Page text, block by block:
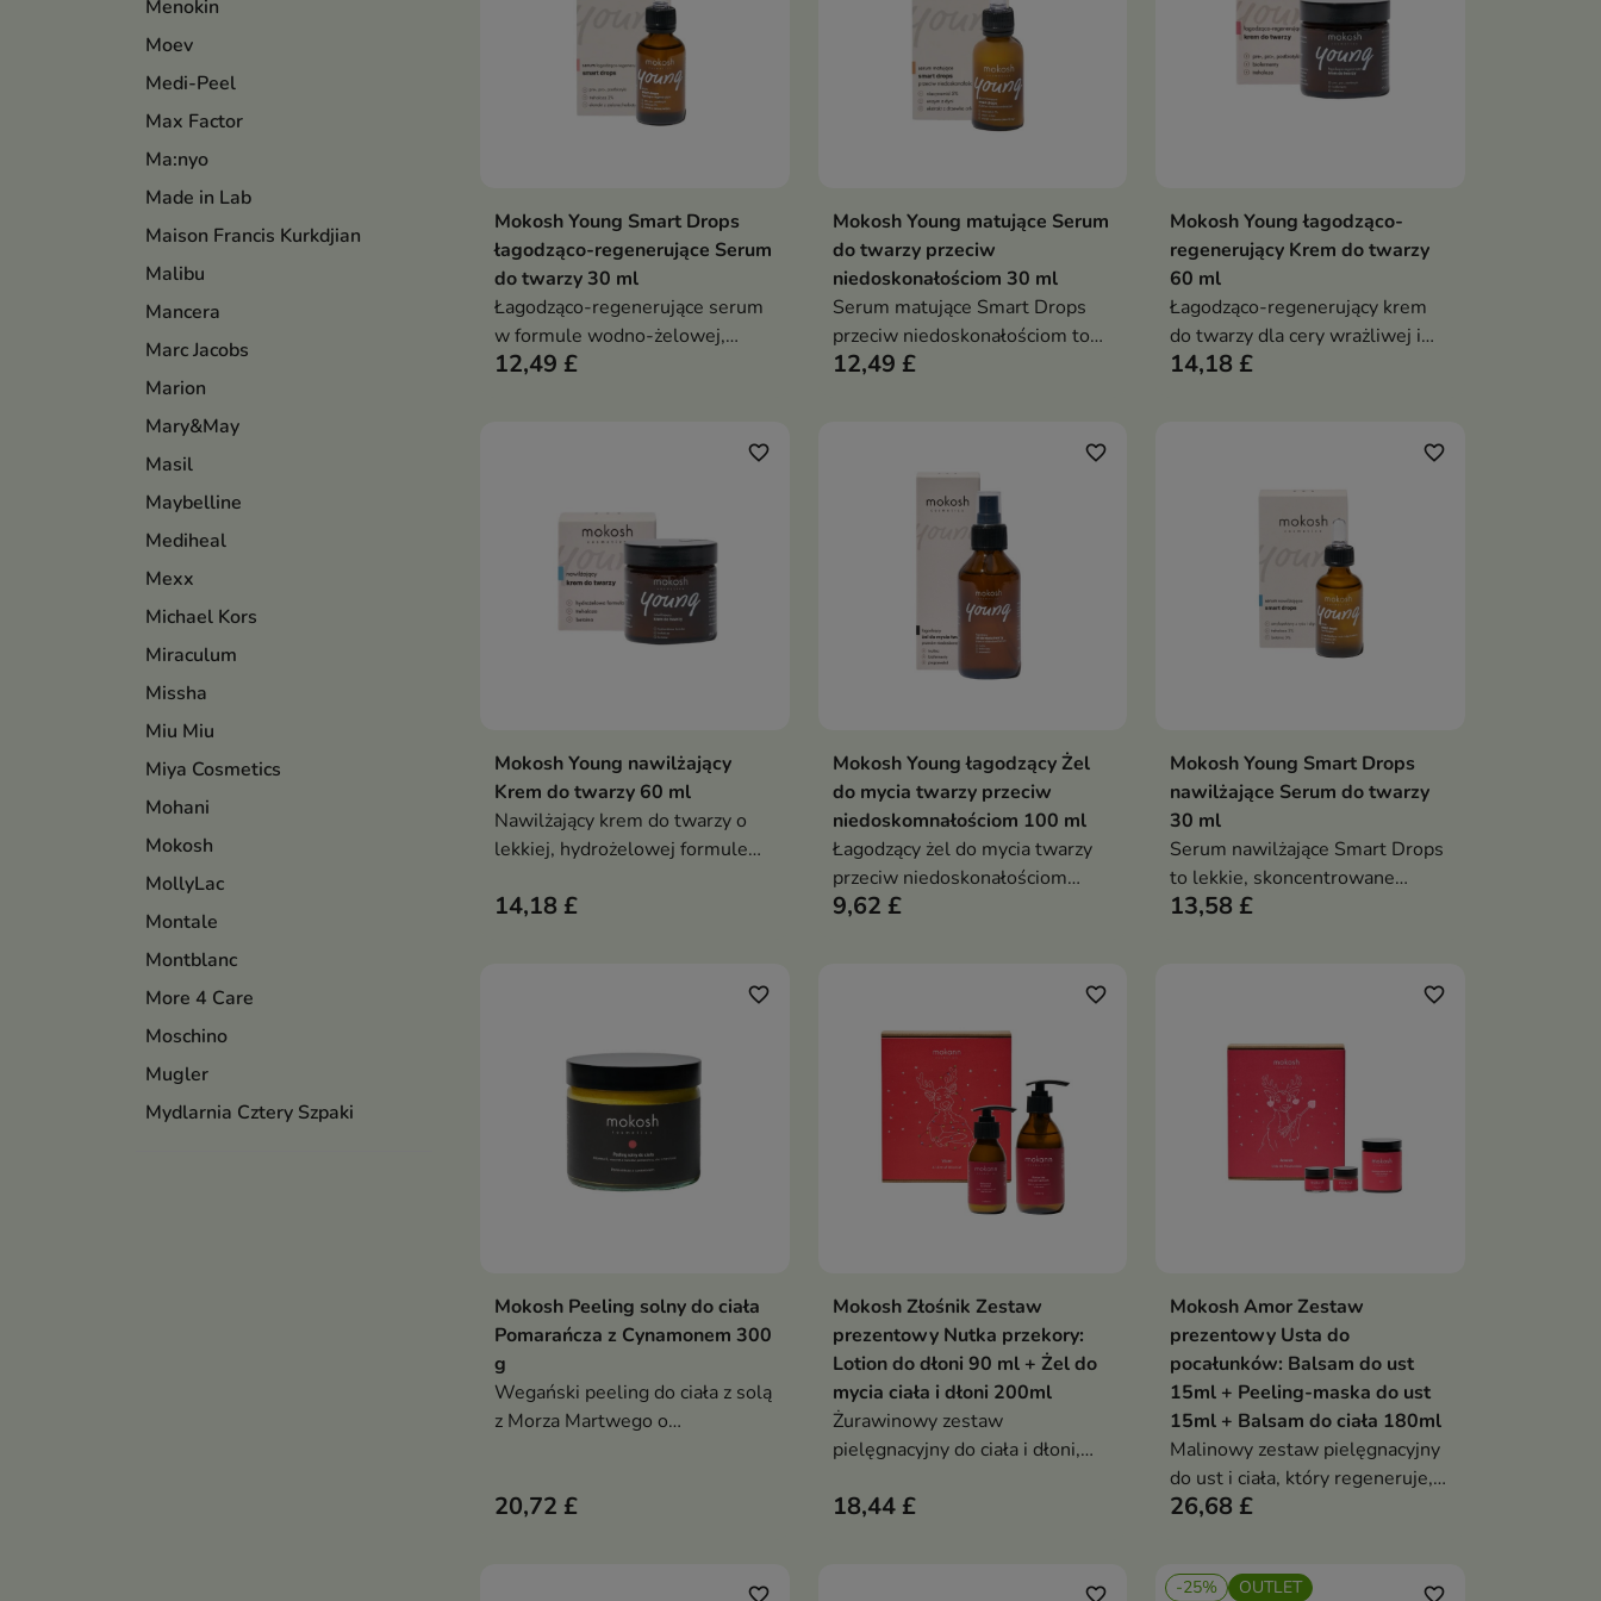
Menokin
Moev
Medi-Peel
Max Factor
Ma:nyo
Made in Lab
Maison Francis Kurkdjian
Malibu
Mancera
Marc Jacobs
Marion
Mary&May
Masil
Maybelline
Mediheal
Mexx
Michael Kors
Miraculum
Missha
Miu Miu
Miya Cosmetics
Mohani
Mokosh
MollyLac
Montale
Montblanc
More 4 Care
Moschino
Mugler
Mydlarnia Cztery Szpaki
Dodaj do koszyka
Mokosh Young Smart Drops
łagodząco-regenerujące Serum
do twarzy 30 ml
Łagodząco-regenerujące serum
w formule wodno-żelowej,
które koi skórę wrażliwą,
12,49 £
Dodaj do koszyka
Mokosh Young matujące Serum
do twarzy przeciw
niedoskonałościom 30 ml
Serum matujące Smart Drops
przeciw niedoskonałościom to
lekkie serum do cery mieszanej i
wyrównuje koloryt oraz wspiera
barierę ochronną skóry
12,49 £
Dodaj do koszyka
Mokosh Young łagodząco-
regenerujący Krem do twarzy
60 ml
Łagodząco-regenerujący krem
do twarzy dla cery wrażliwej i
podrażnionej koi, nawilża i
14,18 £
Dodaj do koszyka
favorite_border
Mokosh Young nawilżający
Krem do twarzy 60 ml
Nawilżający krem do twarzy o
lekkiej, hydrożelowej formule
nawilża skórę normalną i suchą,
14,18 £
Dodaj do koszyka
favorite_border
Mokosh Young łagodzący Żel
do mycia twarzy przeciw
niedoskomnałościom 100 ml
Łagodzący żel do mycia twarzy
przeciw niedoskonałościom
delikatnie, ale skutecznie
bez naruszania bariery ochronnej
9,62 £
Dodaj do koszyka
favorite_border
Mokosh Young Smart Drops
nawilżające Serum do twarzy
30 ml
Serum nawilżające Smart Drops
to lekkie, skoncentrowane
serum w kroplach, które
wzmacnia barierę ochronną oraz
obciążenia
13,58 £
Dodaj do koszyka
favorite_border
Mokosh Peeling solny do ciała
Pomarańcza z Cynamonem 300
g
Wegański peeling do ciała z solą
z Morza Martwego o
skutecznie wygładza, odżywia i
20,72 £
Dodaj do koszyka
favorite_border
Mokosh Złośnik Zestaw
prezentowy Nutka przekory:
Lotion do dłoni 90 ml + Żel do
mycia ciała i dłoni 200ml
Żurawinowy zestaw
pielęgnacyjny do ciała i dłoni,
skórę słodko-kwaskowym
18,44 £
Dodaj do koszyka
favorite_border
Mokosh Amor Zestaw
prezentowy Usta do
pocałunków: Balsam do ust
15ml + Peeling-maska do ust
15ml + Balsam do ciała 180ml
Malinowy zestaw pielęgnacyjny
do ust i ciała, który regeneruje,
wygładza i otula zmysły słodkim
26,68 £
favorite_border favorite_border -25% OUTLET favorite_border